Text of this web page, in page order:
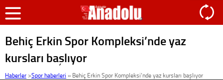
Behiç Erkin Spor Kompleksi’nde yaz
kursları başlıyor
Haberler >Spor haberleri » Behiç Erkin Spor Kompleksi’nde yaz kursları başlıyor